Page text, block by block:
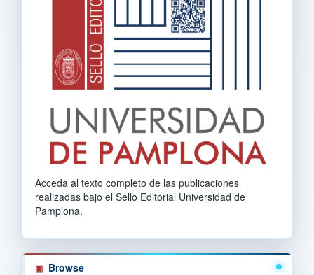
Acceda al texto completo de las publicaciones
realizadas bajo el Sello Editorial Universidad de
Pamplona.
Browse